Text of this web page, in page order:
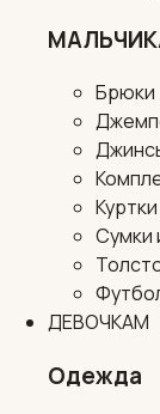
Брюки
Куртки
Сумки
ДЕВОЧКАМ
Одежда